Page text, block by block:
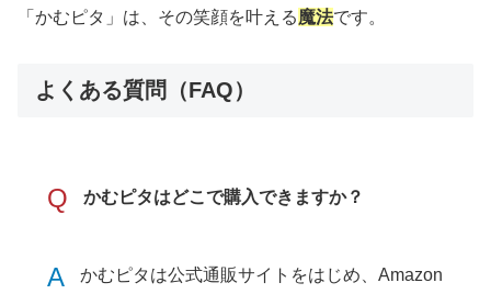
「かむピタ」は、その笑顔を叶える魔法です。
よくある質問（FAQ）
Q かむピタはどこで購入できますか？
A
かむピタは公式通販サイトをはじめ、Amazon